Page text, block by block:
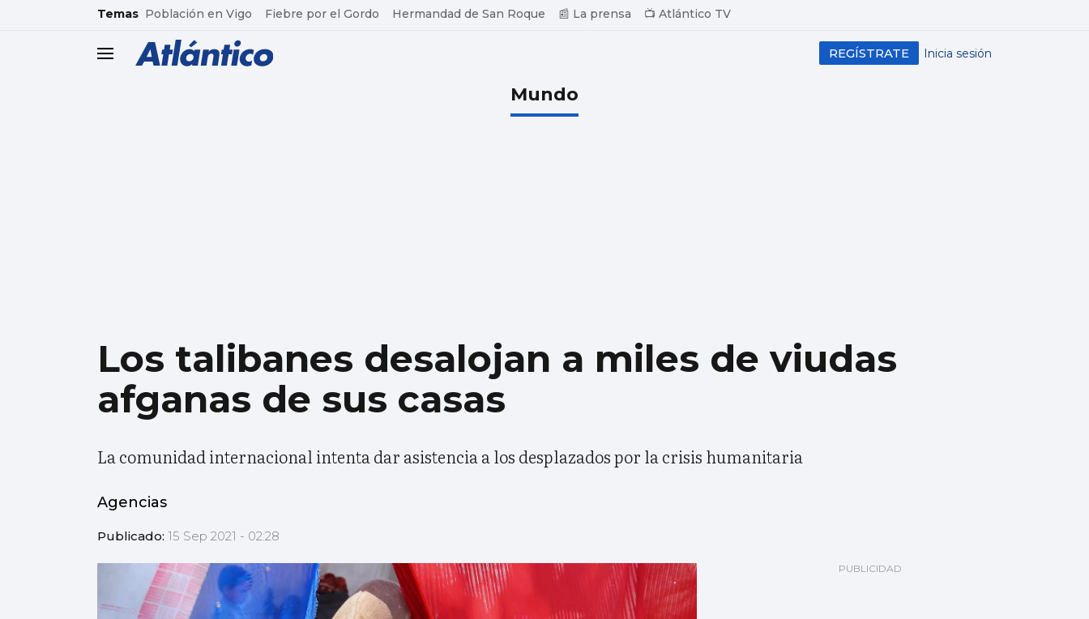
common.go-to-content
Temas Población en Vigo Fiebre por el Gordo Hermandad de San Roque 📰 La prensa 📺 Atlántico TV
header.menu.open Inicia sesión
REGÍSTRATE
Mundo
Los talibanes desalojan a miles de viudas
afganas de sus casas
La comunidad internacional intenta dar asistencia a los desplazados por la crisis humanitaria
Agencias
Publicado: 15 Sep 2021 - 02:28